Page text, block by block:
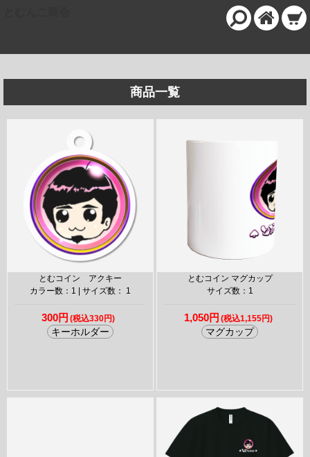
商品一覧
とむコイン アクキー
カラー数：1 | サイズ数： 1
300円 (税込330円)
キーホルダー
とむコイン マグカップ
サイズ数：1
1,050円 (税込1,155円)
マグカップ